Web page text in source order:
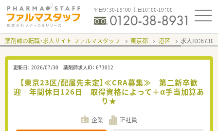
平日9：30-19：00 土日10：00-19：00
薬剤師の転職・求人サイト ファルマスタッフ 東京都 港区 求人ID：
更新日： 2026/07/30 薬剤師求人ID： 673012
【東京23区/配属先未定】≪CRA募集≫ 第二新卒歓
迎 年間休日126日 取得資格によって＋α手当加算あ
り★
企業 正社員